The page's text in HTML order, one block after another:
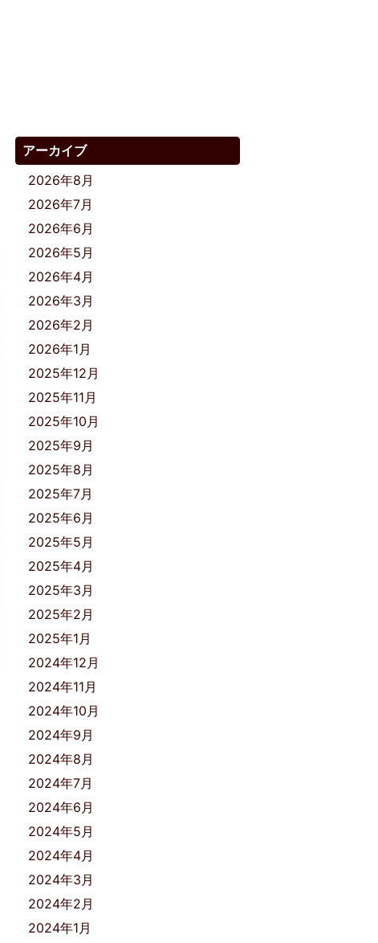
アーカイブ
2026年8月
2026年7月
2026年6月
2026年5月
2026年4月
2026年3月
2026年2月
2026年1月
2025年12月
2025年11月
2025年10月
2025年9月
2025年8月
2025年7月
2025年6月
2025年5月
2025年4月
2025年3月
2025年2月
2025年1月
2024年12月
2024年11月
2024年10月
2024年9月
2024年8月
2024年7月
2024年6月
2024年5月
2024年4月
2024年3月
2024年2月
2024年1月